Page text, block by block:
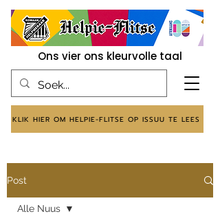
KLIK HIER OM HELPIE-FLITSE OP ISSUU TE LEES
Ons vier ons kleurvolle taal
Post
Alle Nuus